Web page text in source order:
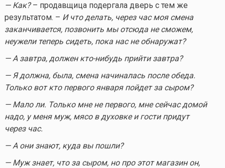
— Как?– продавщица подергала дверь с тем же
результатом. – И что делать, через час моя смена
заканчивается, позвонить мы отсюда не сможем,
неужели теперь сидеть, пока нас не обнаружат?
— А завтра, должен кто-нибудьприйти завтра?
— Я должна, была, смена начиналась после обеда.
Только вот кто первого января пойдет за сыром?
— Мало ли. Только мне не первого, мне сейчас домой
надо, у меня муж, мясо в духовке и гости придут
через час.
— А они знают, куда вы пошли?
— Муж знает, что за сыром, но про этот магазин он,